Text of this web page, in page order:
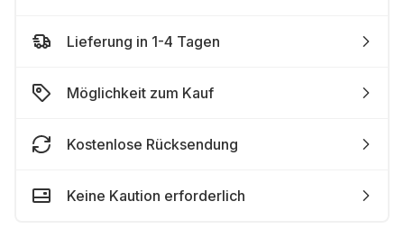
Lieferung in 1-4 Tagen
Möglichkeit zum Kauf
Kostenlose Rücksendung
Keine Kaution erforderlich